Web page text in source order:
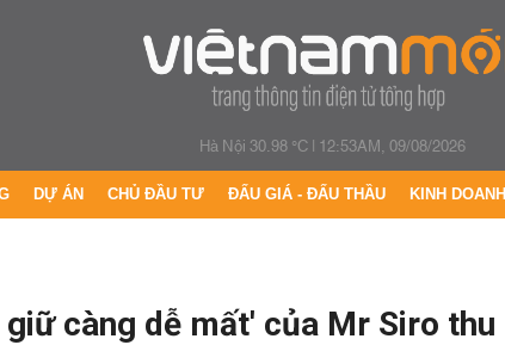
Hà Nội 30.98 °C| 12:53AM, 09/08/2026
DỰ ÁN CHỦ ĐẦU TƯ ĐẤU GIÁ - ĐẤU THẦU KINH DOANH
giữ càng dễ mất' của Mr Siro thu